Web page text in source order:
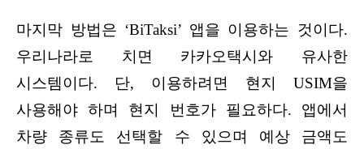
마지막 방법은 ‘BiTaksi’ 앱을 이용하는 것이다.
우리나라로 치면 카카오택시와 유사한
시스템이다. 단, 이용하려면 현지 USIM을
사용해야 하며 현지 번호가 필요하다. 앱에서
차량 종류도 선택할 수 있으며 예상 금액도